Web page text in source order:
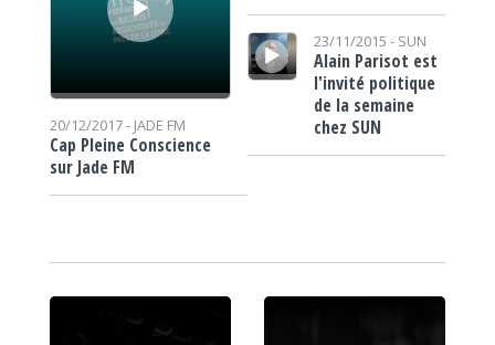
20/12/2017 - JADE FM
Cap Pleine Conscience
sur Jade FM
Lecteur audio
23/11/2015 - SUN
Alain Parisot est
l'invité politique
de la semaine
chez SUN